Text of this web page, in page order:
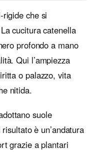
che si
cucitura catenella
profondo a mano
Qui l’ampiezza
o palazzo, vita
nitida.
suole
è un’andatura
grazie a plantari